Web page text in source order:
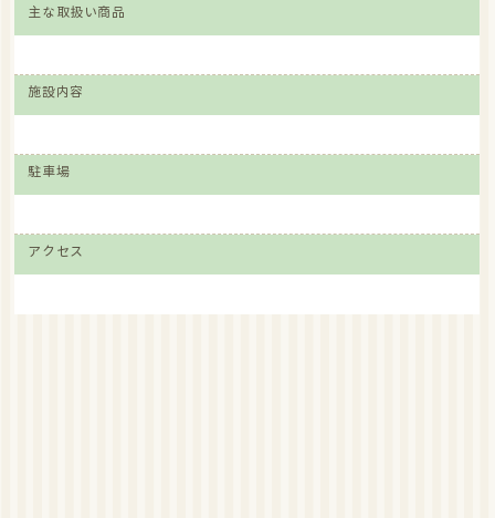
主な取扱い商品
施設内容
駐車場
アクセス